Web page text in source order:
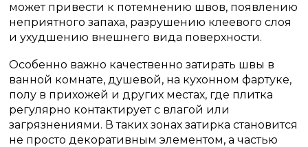
может привести к потемнению швов, появлению
неприятного запаха, разрушению клеевого слоя
и ухудшению внешнего вида поверхности.
Особенно важно качественно затирать швы в
ванной комнате, душевой, на кухонном фартуке,
полу в прихожей и других местах, где плитка
регулярно контактирует с влагой или
загрязнениями. В таких зонах затирка становится
не просто декоративным элементом, а частью